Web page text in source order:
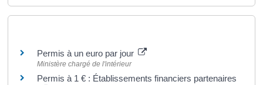
Permis à un euro par jour
Ministère chargé de l'intérieur
Permis à 1 € : Établissements financiers partenaires